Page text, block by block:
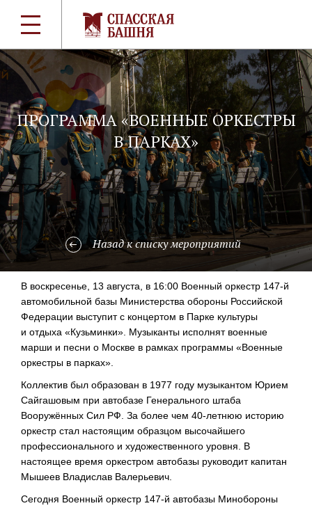
ПРОГРАММА «ВОЕННЫЕ ОРКЕСТРЫ
В ПАРКАХ»
Назад к списку мероприятий
В воскресенье, 13 августа, в 16:00 Военный оркестр 147-й
автомобильной базы Министерства обороны Российской
Федерации выступит с концертом в Парке культуры
и отдыха «Кузьминки». Музыканты исполнят военные
марши и песни о Москве в рамках программы «Военные
оркестры в парках».
Коллектив был образован в 1977 году музыкантом Юрием
Сайгашовым при автобазе Генерального штаба
Вооружённых Сил РФ. За более чем 40-летнюю историю
оркестр стал настоящим образцом высочайшего
профессионального и художественного уровня. В
настоящее время оркестром автобазы руководит капитан
Мышеев Владислав Валерьевич.
Сегодня Военный оркестр 147-й автобазы Минобороны